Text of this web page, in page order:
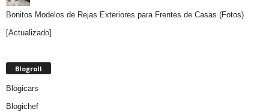
Bonitos Modelos de Rejas Exteriores para Frentes de Casas (Fotos)
[Actualizado]
Blogroll
Blogicars
Blogichef